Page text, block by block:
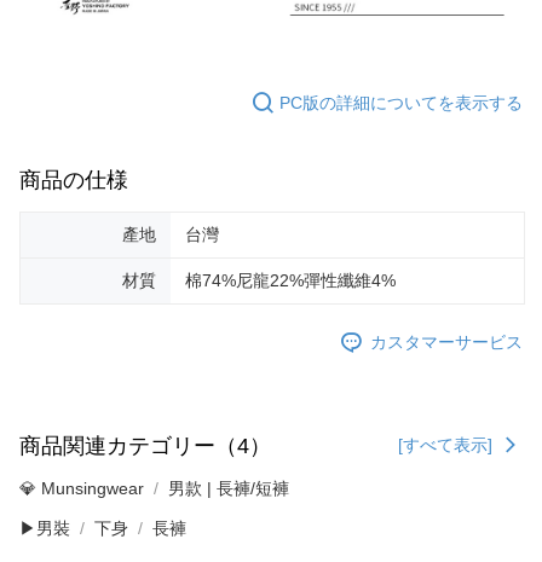
PC版の詳細についてを表示する
商品の仕様
產地 台灣
材質 棉74%尼龍22%彈性纖維4%
カスタマーサービス
商品関連カテゴリー（4） [すべて表示]
💎 Munsingwear 男款 | 長褲/短褲
▶男裝 下身 長褲